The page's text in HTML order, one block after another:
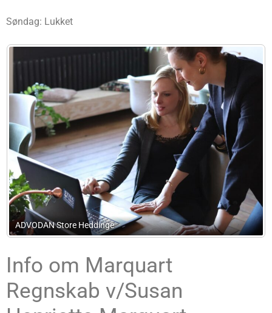
Søndag: Lukket
Advokat Henrik Hjortsholm
Info om Marquart
Regnskab v/Susan